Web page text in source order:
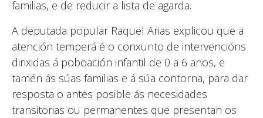
familias, e de reducir a lista de agarda.
A deputada popular Raquel Arias explicou que a
atención temperá é o conxunto de intervencións
dirixidas á poboación infantil de 0 a 6 anos, e
tamén ás súas familias e á súa contorna, para dar
resposta o antes posible ás necesidades
transitorias ou permanentes que presentan os